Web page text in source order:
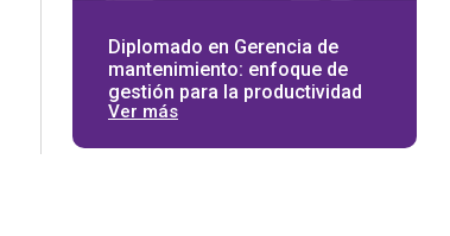
Diplomado en Gerencia de
mantenimiento: enfoque de
gestión para la productividad
Ver más